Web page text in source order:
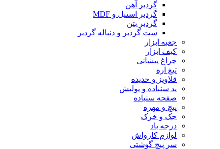
گردبر آهن
گردبر استیل و MDF
گردبر بتن
ست گردبر و دنباله گردبر
جعبه ابزار
کیف ابزار
چراغ پیشانی
تیغ اره
قلاویز و حدیده
پد سنباده و پولیش
صفحه سنباده
پیچ و مهره
جک و خرک
درجه باد
لوازم کارواش
سر پیچ گوشتی